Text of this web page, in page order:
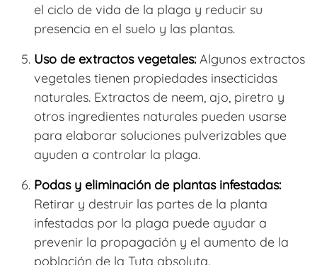
el ciclo de vida de la plaga y reducir su
presencia en el suelo y las plantas.
Uso de extractos vegetales:Algunos extractos
vegetales tienen propiedades insecticidas
naturales. Extractos de neem, ajo, piretro y
otros ingredientes naturales pueden usarse
para elaborar soluciones pulverizables que
ayuden a controlar la plaga.
Podas y eliminación de plantas infestadas:
Retirar y destruir las partes de la planta
infestadas por la plaga puede ayudar a
prevenir la propagación y el aumento de la
población de la Tuta absoluta.